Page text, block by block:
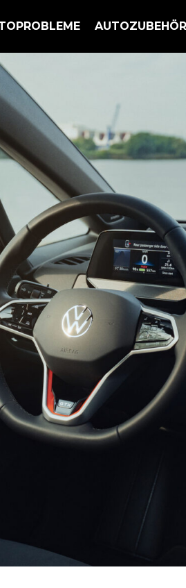
AUTOZUBEHÖR